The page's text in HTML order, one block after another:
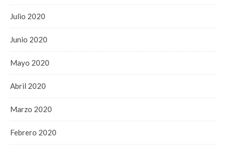
Julio 2020
Junio 2020
Mayo 2020
Abril 2020
Marzo 2020
Febrero 2020